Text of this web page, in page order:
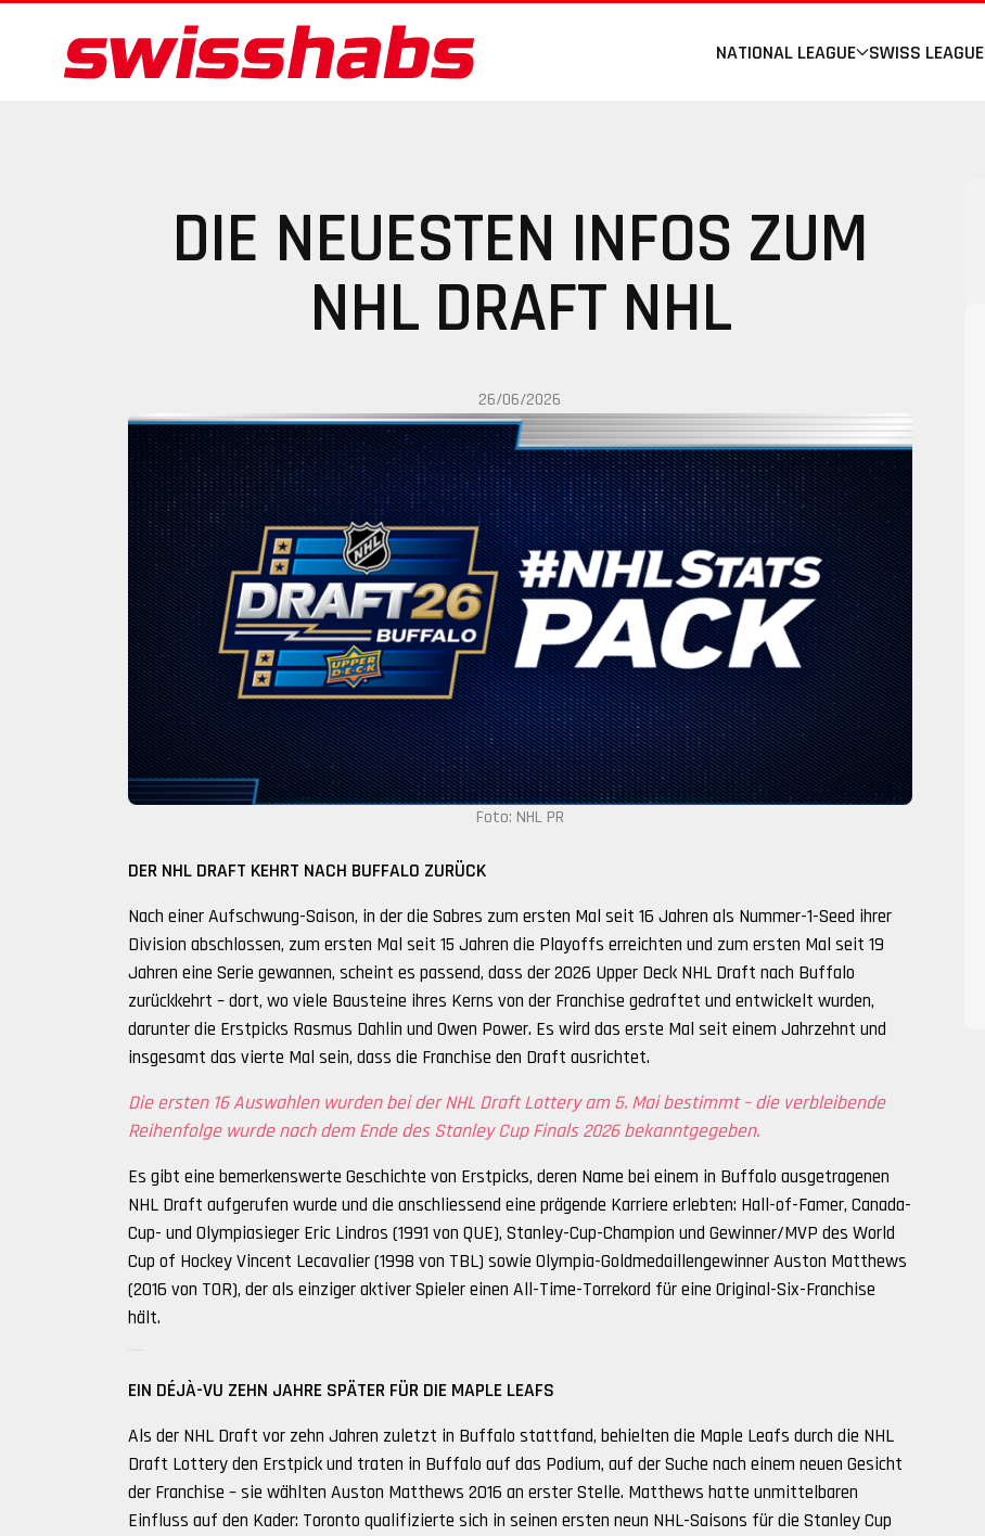
NATIONAL LEAGUE SWISS LEAGUE
DIE NEUESTEN INFOS ZUM
NHL DRAFT NHL
26/06/2026
Foto: NHL PR
DER NHL DRAFT KEHRT NACH BUFFALO ZURÜCK
Nach einer Aufschwung-Saison, in der die Sabres zum ersten Mal seit 16 Jahren als Nummer-1-Seed ihrer
Division abschlossen, zum ersten Mal seit 15 Jahren die Playoffs erreichten und zum ersten Mal seit 19
Jahren eine Serie gewannen, scheint es passend, dass der 2026 Upper Deck NHL Draft nach Buffalo
zurückkehrt – dort, wo viele Bausteine ihres Kerns von der Franchise gedraftet und entwickelt wurden,
darunter die Erstpicks Rasmus Dahlin und Owen Power. Es wird das erste Mal seit einem Jahrzehnt und
insgesamt das vierte Mal sein, dass die Franchise den Draft ausrichtet.
Die ersten 16 Auswahlen wurden bei der NHL Draft Lottery am 5. Mai bestimmt – die verbleibende
Reihenfolge wurde nach dem Ende des Stanley Cup Finals 2026 bekanntgegeben.
Es gibt eine bemerkenswerte Geschichte von Erstpicks, deren Name bei einem in Buffalo ausgetragenen
NHL Draft aufgerufen wurde und die anschliessend eine prägende Karriere erlebten: Hall-of-Famer, Canada-
Cup- und Olympiasieger Eric Lindros (1991 von QUE), Stanley-Cup-Champion und Gewinner/MVP des World
Cup of Hockey Vincent Lecavalier (1998 von TBL) sowie Olympia-Goldmedaillengewinner Auston Matthews
(2016 von TOR), der als einziger aktiver Spieler einen All-Time-Torrekord für eine Original-Six-Franchise
hält.
EIN DÉJÀ-VU ZEHN JAHRE SPÄTER FÜR DIE MAPLE LEAFS
Als der NHL Draft vor zehn Jahren zuletzt in Buffalo stattfand, behielten die Maple Leafs durch die NHL
Draft Lottery den Erstpick und traten in Buffalo auf das Podium, auf der Suche nach einem neuen Gesicht
der Franchise – sie wählten Auston Matthews 2016 an erster Stelle. Matthews hatte unmittelbaren
Einfluss auf den Kader: Toronto qualifizierte sich in seinen ersten neun NHL-Saisons für die Stanley Cup